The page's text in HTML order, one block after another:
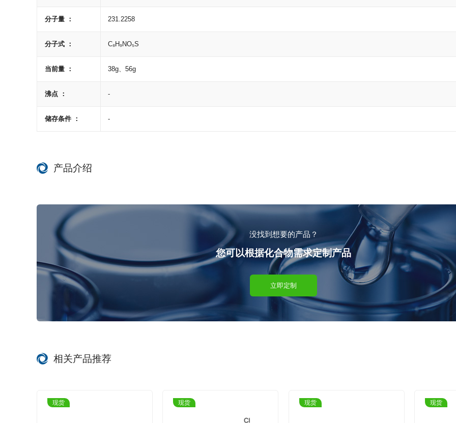
分子量 ： 231.2258
分子式 ： C₈H₉NO₅S
当前量 ： 38g、56g
沸点 ： -
储存条件 ： -
产品介绍
没找到想要的产品？
您可以根据化合物需求定制产品
立即定制
相关产品推荐
现货 现货 现货 现货